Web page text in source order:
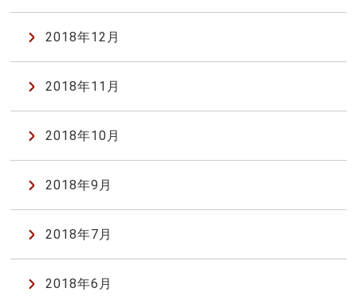
2018年12月
2018年11月
2018年10月
2018年9月
2018年7月
2018年6月